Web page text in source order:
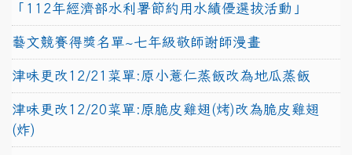
「112年經濟部水利署節約用水績優選拔活動」
藝文競賽得獎名單~七年級敬師謝師漫畫
津味更改12/21菜單:原小薏仁蒸飯改為地瓜蒸飯
津味更改12/20菜單:原脆皮雞翅(烤)改為脆皮雞翅
(炸)